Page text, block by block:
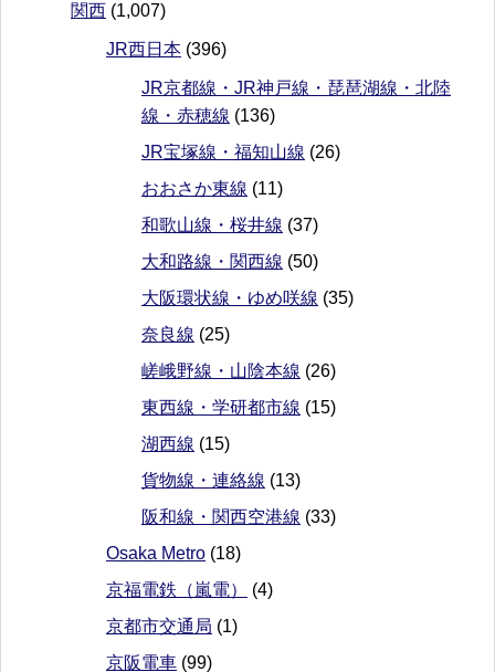
関西 (1,007)
JR西日本 (396)
JR京都線・JR神戸線・琵琶湖線・北陸
線・赤穂線 (136)
JR宝塚線・福知山線 (26)
おおさか東線 (11)
和歌山線・桜井線 (37)
大和路線・関西線 (50)
大阪環状線・ゆめ咲線 (35)
奈良線 (25)
嵯峨野線・山陰本線 (26)
東西線・学研都市線 (15)
湖西線 (15)
貨物線・連絡線 (13)
阪和線・関西空港線 (33)
Osaka Metro (18)
京福電鉄（嵐電）
(4)
京都市交通局 (1)
京阪電車 (99)